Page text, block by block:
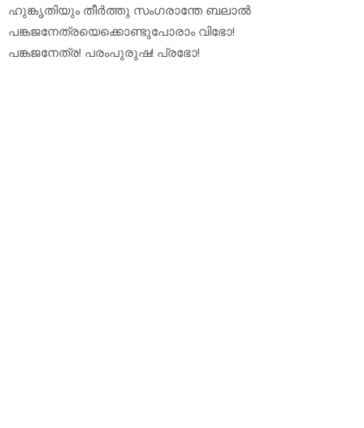
ഹുങ്കൃതിയും തീര്‍ത്തു സംഗരാന്തേ ബലാല്‍
പങ്കജനേത്രയെക്കൊണ്ടുപോരാം വിഭോ!
പങ്കജനേത്ര! പരംപുരുഷ! പ്രഭോ!